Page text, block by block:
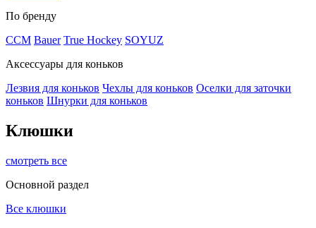
По бренду
ССМ Bauer True Hockey SOYUZ
Аксессуары для коньков
Лезвия для коньков Чехлы для коньков Оселки для заточки
коньков Шнурки для коньков
Клюшки
смотреть все
Основной раздел
Все клюшки